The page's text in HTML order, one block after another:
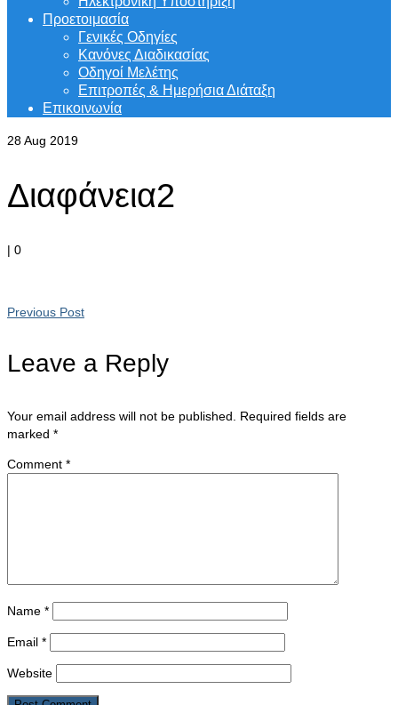
Προετοιμασία
Γενικές Οδηγίες
Κανόνες Διαδικασίας
Οδηγοί Μελέτης
Επιτροπές & Ημερήσια Διάταξη
Επικοινωνία
28Aug 2019
Διαφάνεια2
| 0
Previous Post
Leave a Reply
Your email address will not be published.
Required fields are
marked *
Comment *
Name *
Email *
Website